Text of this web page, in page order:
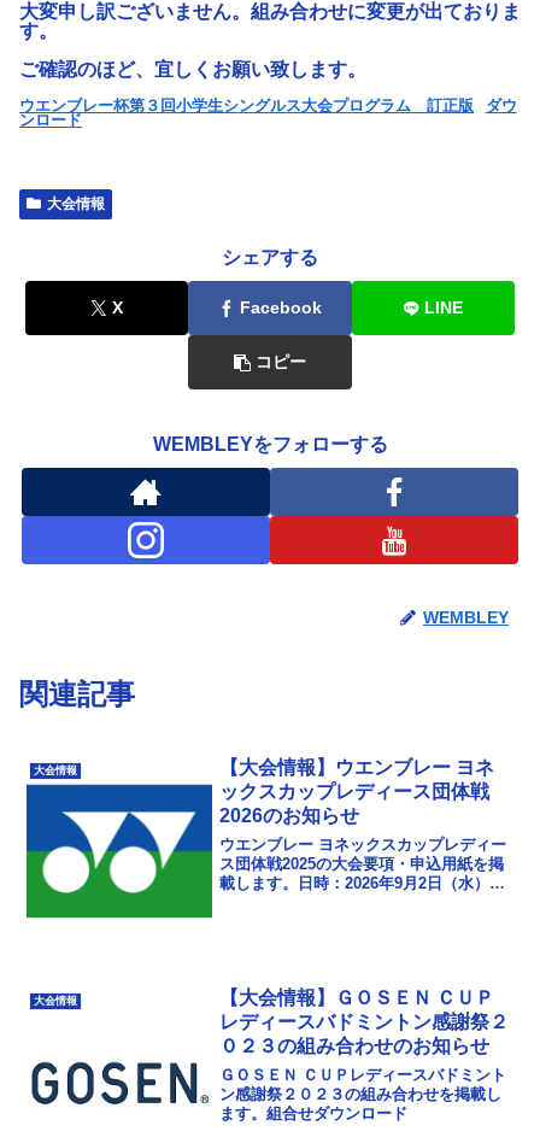
大変申し訳ございません。組み合わせに変更が出ておりま
す。
ご確認のほど、宜しくお願い致します。
ウエンブレー杯第３回小学生シングルス大会プログラム 訂正版
ダウ
ンロード
大会情報
シェアする
X Facebook LINE
コピー
WEMBLEYをフォローする
WEMBLEY
関連記事
大会情報
【大会情報】ウエンブレー ヨネ
ックスカップレディース団体戦
2026のお知らせ
ウエンブレー ヨネックスカップレディー
ス団体戦2025の大会要項・申込用紙を掲
載します。日時：2026年9月2日（水）会
大会情報
【大会情報】ＧＯＳＥＮ ＣＵＰ
レディースバドミントン感謝祭２
０２３の組み合わせのお知らせ
ＧＯＳＥＮ ＣＵＰレディースバドミント
ン感謝祭２０２３の組み合わせを掲載し
ます。組合せダウンロード